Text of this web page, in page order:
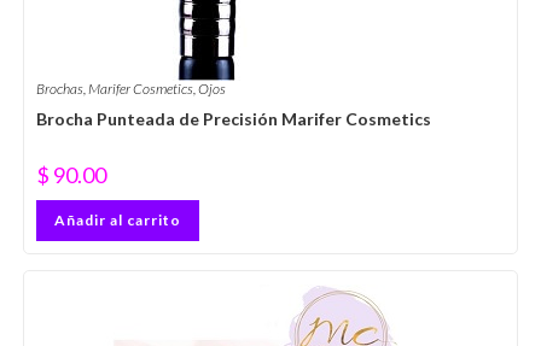
Brochas,Marifer Cosmetics,Ojos
Brocha Punteada de Precisión Marifer Cosmetics
$ 90.00
Añadir al carrito